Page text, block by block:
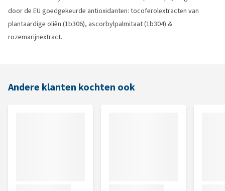
door de EU goedgekeurde antioxidanten: tocoferolextracten van
plantaardige oliën (1b306), ascorbylpalmitaat (1b304) &
rozemarijnextract.
Andere klanten kochten ook